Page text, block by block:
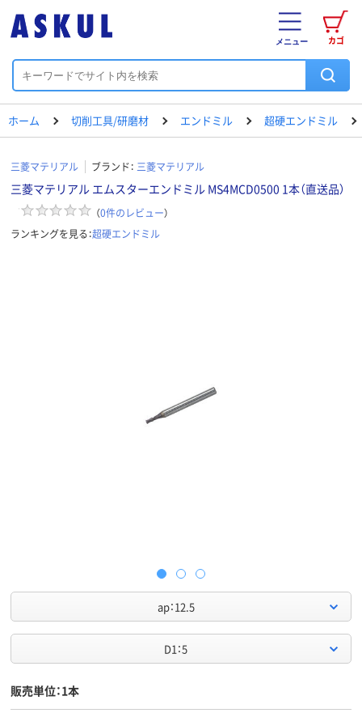
カゴ
メニュー
ホーム 切削工具/研磨材 エンドミル 超硬エンドミル
三菱マテリアル ブランド： 三菱マテリアル
三菱マテリアル エムスターエンドミル MS4MCD0500 1本（直送品）
（0件のレビュー）
ランキングを見る：超硬エンドミル
ap：12.5
D1：5
販売単位：1本